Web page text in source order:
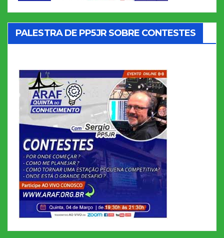
PALESTRA DE PP5JR SOBRE CONTESTES